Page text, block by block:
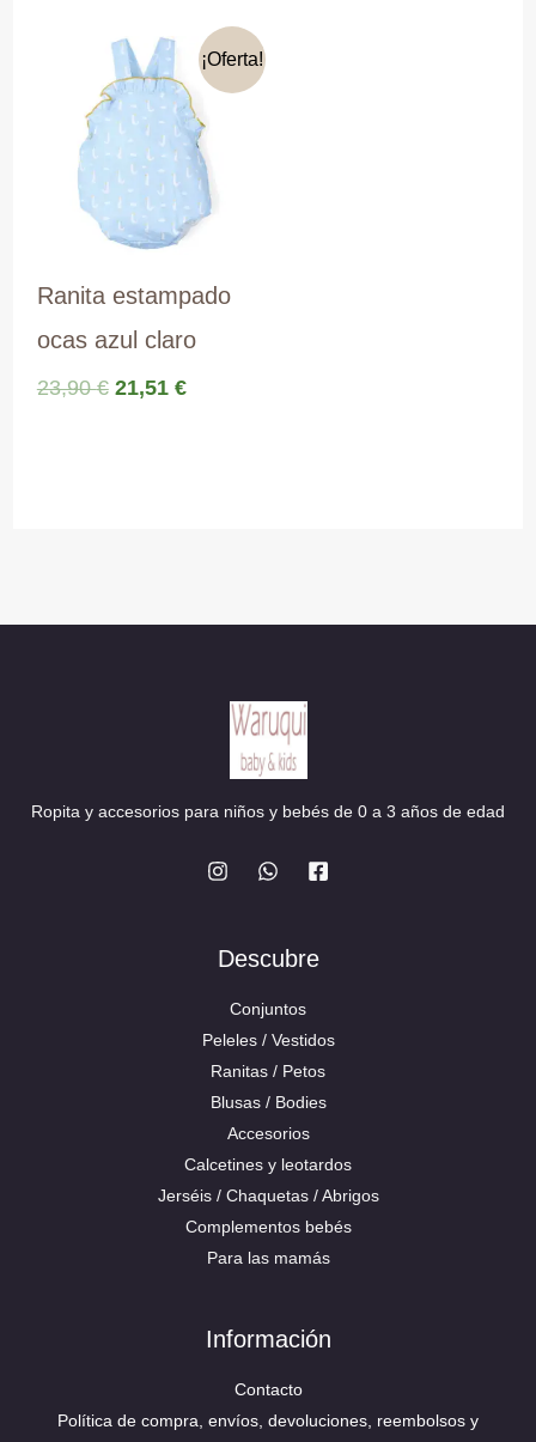
38,90 €.
es:
35,00 €.
¡Oferta!
Ranita estampado
ocas azul claro
23,90€ El
21,51 €El
Ropita y accesorios para niños y bebés de 0 a 3 años de edad
Descubre
Conjuntos
Peleles / Vestidos
Ranitas / Petos
Blusas / Bodies
Accesorios
Calcetines y leotardos
Jerséis / Chaquetas / Abrigos
Complementos bebés
Para las mamás
Información
Contacto
Política de compra, envíos, devoluciones, reembolsos y